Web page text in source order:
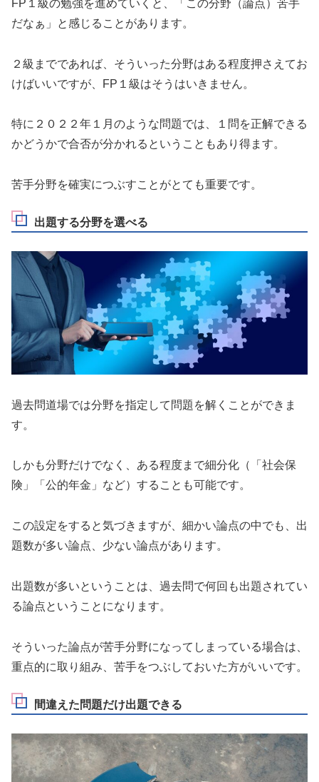
FP１級の勉強を進めていくと、「この分野（論点）苦手
だなぁ」と感じることがあります。
２級までであれば、そういった分野はある程度押さえてお
けばいいですが、FP１級はそうはいきません。
特に２０２２年１月のような問題では、１問を正解できる
かどうかで合否が分かれるということもあり得ます。
苦手分野を確実につぶすことがとても重要です。
出題する分野を選べる
過去問道場では分野を指定して問題を解くことができま
す。
しかも分野だけでなく、ある程度まで細分化（「社会保
険」「公的年金」など）することも可能です。
この設定をすると気づきますが、細かい論点の中でも、出
題数が多い論点、少ない論点があります。
出題数が多いということは、過去問で何回も出題されてい
る論点ということになります。
そういった論点が苦手分野になってしまっている場合は、
重点的に取り組み、苦手をつぶしておいた方がいいです。
間違えた問題だけ出題できる